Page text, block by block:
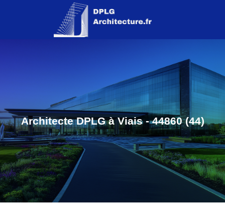
Architecte DPLG à Viais - 44860 (44)